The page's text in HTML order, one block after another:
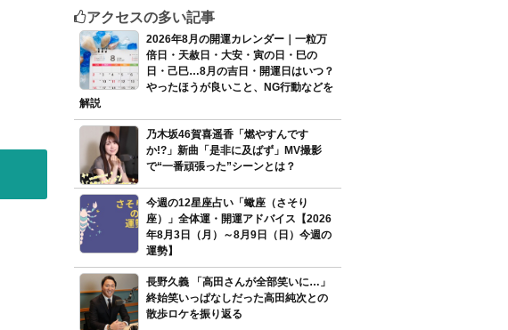
アクセスの多い記事
2026年8月の開運カレンダー｜一粒万
倍日・天赦日・大安・寅の日・巳の
日・己巳…8月の吉日・開運日はいつ？
やったほうが良いこと、NG行動などを
解説
乃木坂46賀喜遥香「燃やすんです
か!?」新曲「是非に及ばず」MV撮影
で“一番頑張った”シーンとは？
今週の12星座占い「蠍座（さそり
座）」全体運・開運アドバイス【2026
年8月3日（月）～8月9日（日）今週の
運勢】
長野久義 「高田さんが全部笑いに…」
終始笑いっぱなしだった高田純次との
散歩ロケを振り返る